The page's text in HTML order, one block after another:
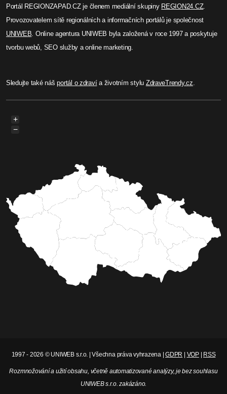
Portál REGIONZAPAD.CZ je členem mediální skupiny REGION24.CZ.
Provozovatelem sítě regionálních a informačních portálů je společnost
UNIWEB . Online agentura UNIWEB byla založená v roce 1997 a poskytuje
tvorbu webů, SEO služby a online marketing.
Sledujte také nášportál o zdravía životním stylu ZdraveTrendy.cz
+
−
1997 - 2026 © UNIWEB s.r.o. | Všechna práva vyhrazena |GDPR | VOP| RSS
Rozmnožování a užití obsahu, včetně automatizované analýzy, je bez souhlasu
UNIWEB s.r.o. zakázáno.